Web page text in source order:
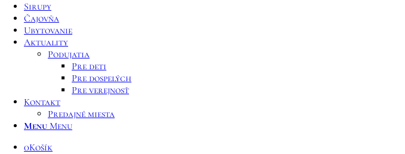
Sirupy
Čajovňa
Ubytovanie
Aktuality
Podujatia
Pre deti
Pre dospelých
Pre verejnosť
Kontakt
Predajné miesta
Menu Menu
0Košík